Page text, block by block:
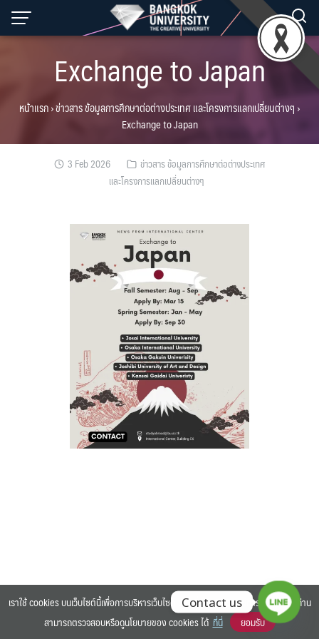
Skip
Search
Exchange to Japan
หน้าแรก›ข่าวสาร ข้อมูลการศึกษาต่อต่างประเทศ และโครงการแลกเปลี่ยนต่างๆ ›
Exchange to Japan
3 Feb 2026
ข่าวสาร ข้อมูลการศึกษาต่อต่างประเทศ
และโครงการแลกเปลี่ยนต่างๆ
©2025 BANGKOK UNIVERSITY. ALL RIGHTS RESERVED.
เราใช้ cookies บนเว็บไซต์นี้เพื่อการบริหารเว็บไซต์ และเพิ่มประสิทธิภาพการใช้งานของท่าน
สามารถตรวจสอบหรือดูนโยบายของ cookies ได้ ที่นี่ ยอมรับ
Contact us